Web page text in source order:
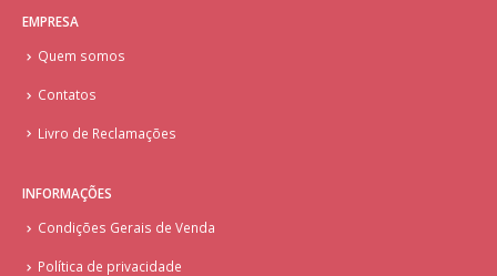
EMPRESA
Quem somos
Contatos
Livro de Reclamações
INFORMAÇÕES
Condições Gerais de Venda
Política de privacidade